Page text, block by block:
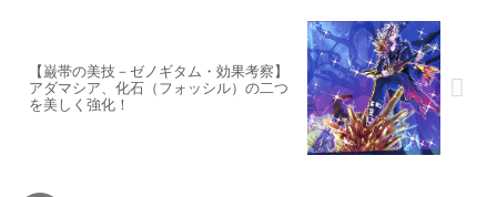
【巌帯の美技－ゼノギタム・効果考察】
アダマシア、化石（フォッシル）の二つ
を美しく強化！